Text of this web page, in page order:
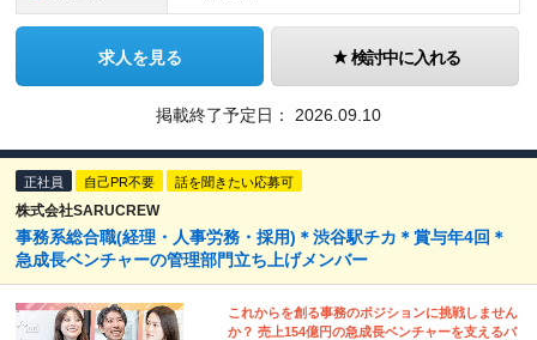
求人を見る 検討中に入れる
掲載終了予定日： 2026.09.10
正社員 自己PR不要 話を聞きたい応募可
株式会社SARUCREW
事務系総合職(経理・人事労務・採用)＊渋谷駅チカ＊賞与年4回＊
急成長ベンチャーの管理部門立ち上げメンバー
これからを創る事務のポジションに挑戦しません
か？ 売上154億円の急成長ベンチャーを支えるバ